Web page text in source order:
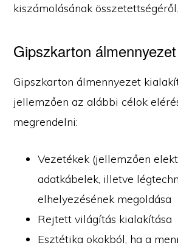
kiszámolásának összetettségéről.
Gipszkarton
Gipszkarton álmennyezet
jellemzően az alábbi célok
megrendelni:
Vezetékek (jellemzően
adatkábelek, illetve
elhelyezésének megoldása
Rejtett világítás kialakítása
Esztétika okokból, ha a